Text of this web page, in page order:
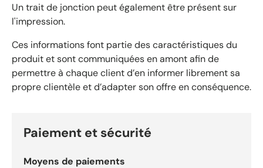
Un trait de jonction peut également être présent sur
l'impression.
Ces informations font partie des caractéristiques du
produit et sont communiquées en amont afin de
permettre à chaque client d’en informer librement sa
propre clientèle et d’adapter son offre en conséquence.
Paiement et sécurité
Moyens de paiements